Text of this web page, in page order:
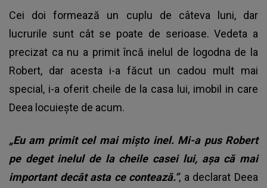
Cei doi formează un cuplu de câteva luni, dar
lucrurile sunt cât se poate de serioase. Vedeta a
precizat ca nu a primit încă inelul de logodna de la
Robert, dar acesta i-a făcut un cadou mult mai
special, i-a oferit cheile de la casa lui, imobil in care
Deea locuiește de acum.
„Eu am primit cel mai mișto inel. Mi-a pus Robert
pe deget inelul de la cheile casei lui, așa că mai
important decât asta ce contează.”, a declarat Deea